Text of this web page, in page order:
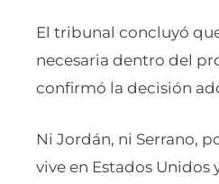
El tribunal concluyó
necesaria dentro del
confirmó la decisión
Ni Jordán, ni Serrano,
vive en Estados